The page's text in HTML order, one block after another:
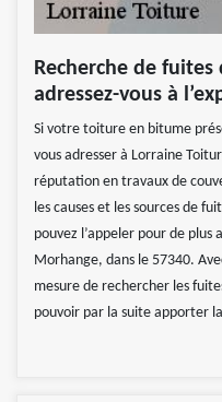
Recherche de
adressez-vous à
Si votre toiture en bitume
vous adresser à Lorraine
réputation en travaux de
les causes et les sources de
pouvez l’appeler pour de plus
Morhange, dans le 57340.
mesure de rechercher les
pouvoir par la suite apporter